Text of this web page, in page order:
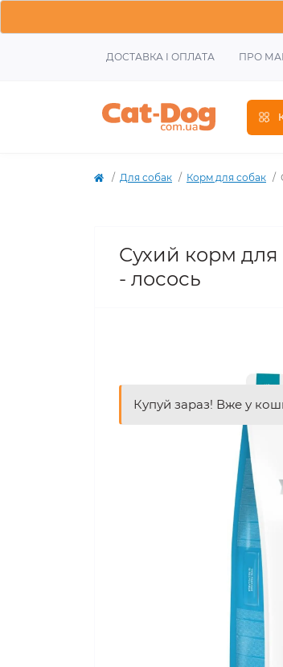
ДОСТАВКА І ОПЛАТА ПРО
Для собак Корм для собак
Сухий корм для
- лосось
Купуй зараз! Вже у